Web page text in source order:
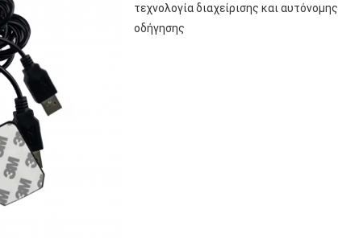
τεχνολογία διαχείρισης και αυτόνομης
οδήγησης